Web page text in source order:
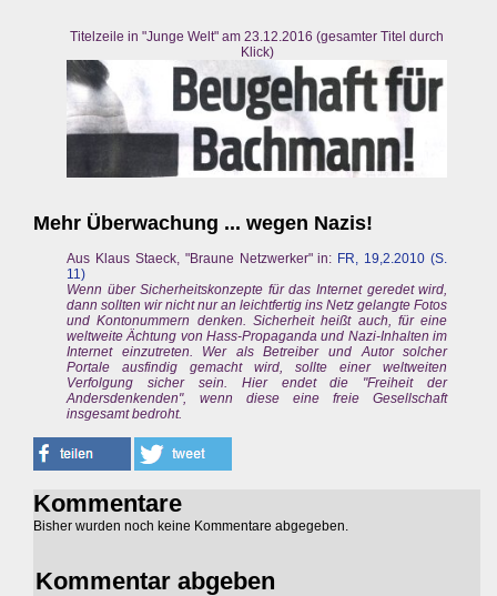
Titelzeile in "Junge Welt" am 23.12.2016 (gesamter Titel durch
Klick)
Mehr Überwachung ... wegen Nazis!
Aus Klaus Staeck, "Braune Netzwerker" in: FR, 19,2.2010 (S.
11)
Wenn über Sicherheitskonzepte für das Internet geredet wird,
dann sollten wir nicht nur an leichtfertig ins Netz gelangte Fotos
und Kontonummern denken. Sicherheit heißt auch, für eine
weltweite Ächtung von Hass-Propaganda und Nazi-Inhalten im
Internet einzutreten. Wer als Betreiber und Autor solcher
Portale ausfindig gemacht wird, sollte einer weltweiten
Verfolgung sicher sein. Hier endet die "Freiheit der
Andersdenkenden", wenn diese eine freie Gesellschaft
insgesamt bedroht.
Kommentare
Bisher wurden noch keine Kommentare abgegeben.
Kommentar abgeben